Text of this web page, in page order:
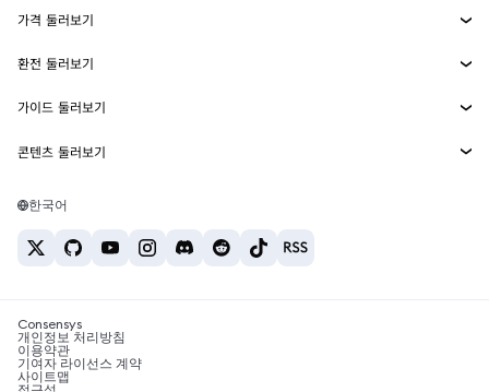
MetaMask Connect
Snaps
웹3 서비스
보안
고객 지원
채용
가격 둘러보기
이더리움 가격
솔라나 가격
테더 가격
환전 둘러보기
ETH를 USD로 환전
USDT를 INR로 환전
BTC를 INR로 환전
ETH를 USDT로 환전
가이드 둘러보기
ETH 매수
USDT 매수
SHIB 매수
BNB 매수
콘텐츠 둘러보기
솔라나 지갑
암호화폐 세금 뉴스
암호화폐 매수 방법
한국어
Consensys
개인정보 처리방침
이용약관
기여자 라이선스 계약
사이트맵